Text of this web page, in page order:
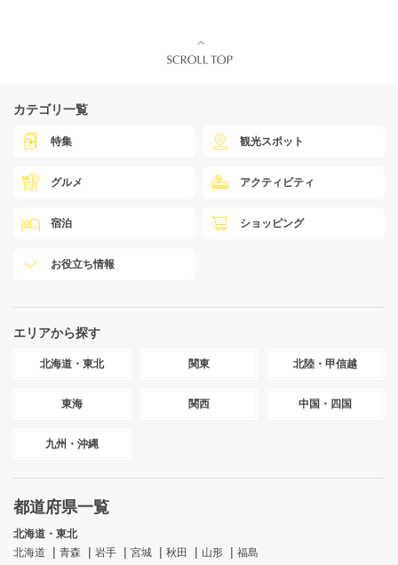
カテゴリ一覧
特集 観光スポット
グルメ アクティビティ
宿泊 ショッピング
お役立ち情報
エリアから探す
北海道・東北 関東 北陸・甲信越
東海 関西 中国・四国
九州・沖縄
都道府県一覧
北海道・東北
北海道
青森 岩手 宮城 秋田 山形
福島